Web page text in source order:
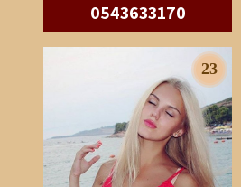
0543633170
23